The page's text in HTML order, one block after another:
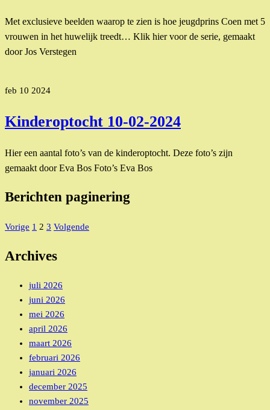
Met exclusieve beelden waarop te zien is hoe jeugdprins Coen met 5
vrouwen in het huwelijk treedt… Klik hier voor de serie, gemaakt
door Jos Verstegen
feb 10 2024
Kinderoptocht 10-02-2024
Hier een aantal foto’s van de kinderoptocht. Deze foto’s zijn
gemaakt door Eva Bos Foto’s Eva Bos
Berichten paginering
Vorige 1 2 3 Volgende
Archives
juli 2026
juni 2026
mei 2026
april 2026
maart 2026
februari 2026
januari 2026
december 2025
november 2025